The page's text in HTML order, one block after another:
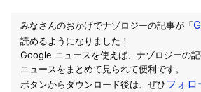
みなさんのおかげでナゾロジーの記事が「
読めるようになりました！
Google ニュースを使えば、ナゾロジーの
ニュースをまとめて見られて便利です。
ボタンからダウンロード後は、ぜひフォロ